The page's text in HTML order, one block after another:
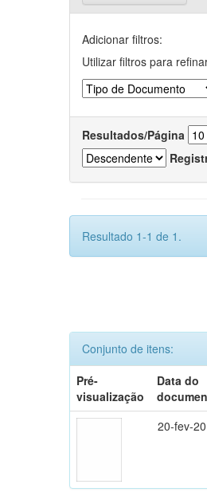
Adicionar filtros:
Utilizar filtros para
Resultados/Página
Resultado 1-1 de 1.
Conjunto de itens:
Pré-
visualização
Data do
20-fev-